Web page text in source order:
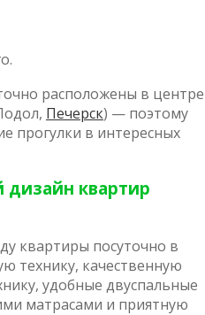
расположены в центре
Печерск) — поэтому
прогулки в интересных
дизайн квартир
квартиры посуточно в
технику, качественную
удобные двуспальные
матрасами и приятную